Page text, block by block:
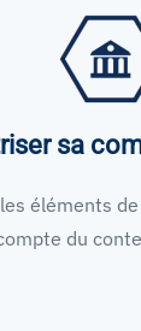
sa
éléments
du